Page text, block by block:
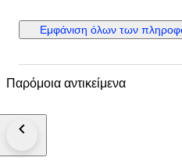
Εμφάνιση όλων των
Παρόμοια αντικείμενα